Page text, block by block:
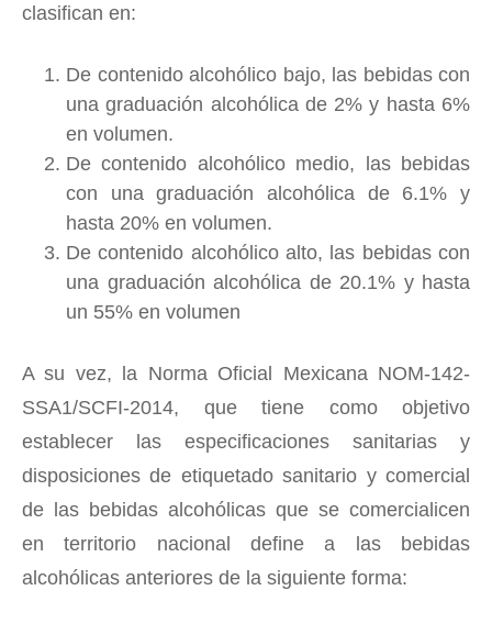
clasifican en:
De contenido alcohólico bajo, las bebidas con
una graduación alcohólica de 2% y hasta 6%
en volumen.
De contenido alcohólico medio, las bebidas
con una graduación alcohólica de 6.1% y
hasta 20% en volumen.
De contenido alcohólico alto, las bebidas con
una graduación alcohólica de 20.1% y hasta
un 55% en volumen
A su vez, la Norma Oficial Mexicana NOM-142-
SSA1/SCFI-2014, que tiene como objetivo
establecer las especificaciones sanitarias y
disposiciones de etiquetado sanitario y comercial
de las bebidas alcohólicas que se comercialicen
en territorio nacional define a las bebidas
alcohólicas anteriores de la siguiente forma: